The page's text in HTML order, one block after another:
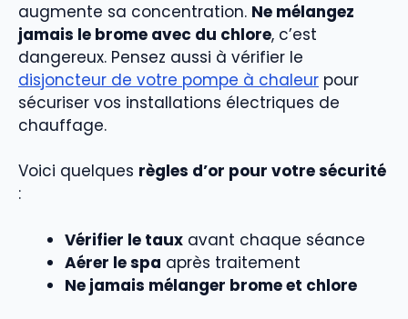
augmente sa concentration. Ne mélangez
jamais le brome avec du chlore, c’est
dangereux. Pensez aussi à vérifier le
disjoncteur de votre pompe à chaleur pour
sécuriser vos installations électriques de
chauffage.
Voici quelques règles d’or pour votre sécurité
:
Vérifier le taux avant chaque séance
Aérer le spa après traitement
Ne jamais mélanger brome et chlore